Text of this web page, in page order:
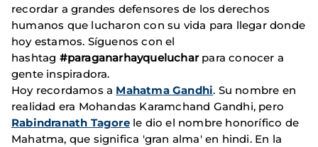
recordar a grandes defensores de los derechos
humanos que lucharon con su vida para llegar donde
hoy estamos. Síguenos con el
hashtag #paraganarhayquelucharpara conocer a
gente inspiradora.
Hoy recordamos a Mahatma Gandhi. Su nombre en
realidad era Mohandas Karamchand Gandhi, pero
Rabindranath Tagorele dio el nombre honorífico de
Mahatma, que significa 'gran alma' en hindi. En la